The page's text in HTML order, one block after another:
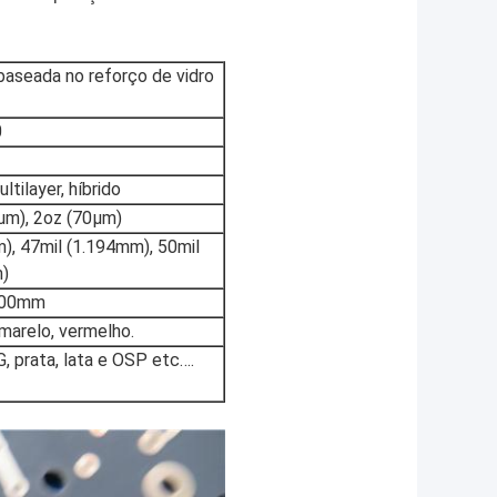
no reforço de vidro
híbrido
2oz (70µm)
47mil (1.194mm), 50mil
vermelho.
prata, lata e OSP etc….